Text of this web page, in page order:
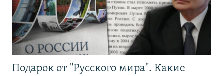
Подарок от "Русского мира". Какие